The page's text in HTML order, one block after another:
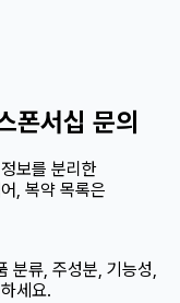
폰서십 문의
보를 분리한
, 복약 목록은
분류, 주성분, 기능성,
세요.